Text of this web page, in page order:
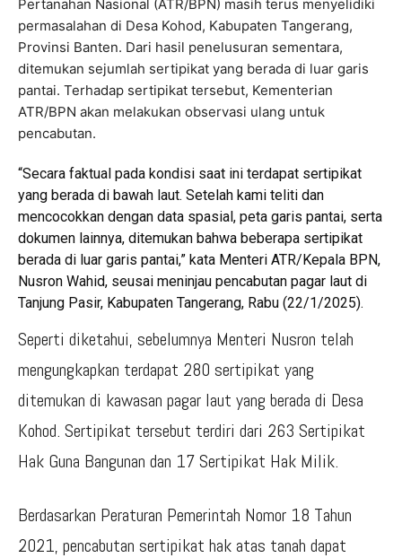
Pertanahan Nasional (ATR/BPN) masih terus menyelidiki
permasalahan di Desa Kohod, Kabupaten Tangerang,
Provinsi Banten. Dari hasil penelusuran sementara,
ditemukan sejumlah sertipikat yang berada di luar garis
pantai. Terhadap sertipikat tersebut, Kementerian
ATR/BPN akan melakukan observasi ulang untuk
pencabutan.
“Secara faktual pada kondisi saat ini terdapat sertipikat
yang berada di bawah laut. Setelah kami teliti dan
mencocokkan dengan data spasial, peta garis pantai, serta
dokumen lainnya, ditemukan bahwa beberapa sertipikat
berada di luar garis pantai,” kata Menteri ATR/Kepala BPN,
Nusron Wahid, seusai meninjau pencabutan pagar laut di
Tanjung Pasir, Kabupaten Tangerang, Rabu (22/1/2025).
Seperti diketahui, sebelumnya Menteri Nusron telah
mengungkapkan terdapat 280 sertipikat yang
ditemukan di kawasan pagar laut yang berada di Desa
Kohod. Sertipikat tersebut terdiri dari 263 Sertipikat
Hak Guna Bangunan dan 17 Sertipikat Hak Milik.
Berdasarkan Peraturan Pemerintah Nomor 18 Tahun
2021, pencabutan sertipikat hak atas tanah dapat